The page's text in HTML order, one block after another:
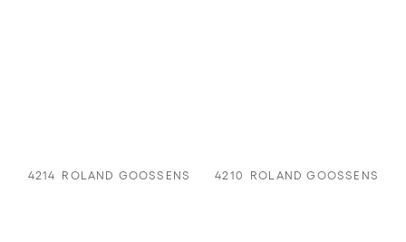
4214 ROLAND GOOSSENS 4210 ROLAND GOOSSENS